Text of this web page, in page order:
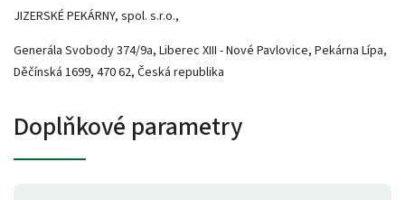
JIZERSKÉ PEKÁRNY, spol. s.r.o.,
Generála Svobody 374/9a, Liberec XIII - Nové Pavlovice, Pekárna Lípa,
Děčínská 1699, 470 62, Česká republika
Doplňkové parametry